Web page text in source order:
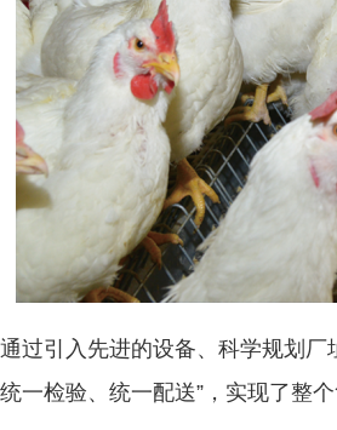
过引入先进的设备、科学规划
一检验、统一配送”，实现了整个